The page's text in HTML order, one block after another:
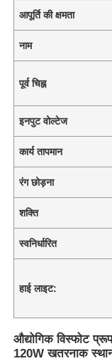
आपूर्ति की क्षमता
नाम
पूर्व चिह्न
इनपुट वोल्टेज
कार्य तापमान
रंग छोड़ना
शक्ति
स्वनिर्धारित
हाई लाइट:
औद्योगिक विस्फोट
120W खतरनाक